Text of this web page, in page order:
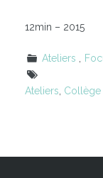
12min – 2015
Ateliers
Ateliers Collège